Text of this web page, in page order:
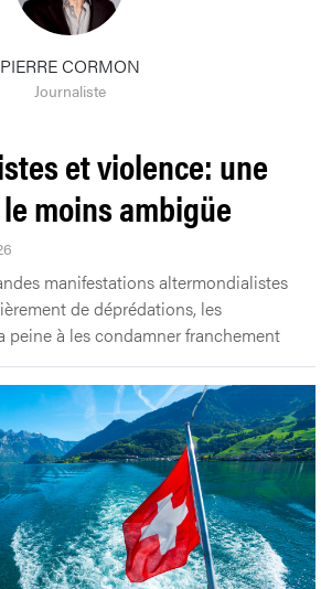
PIERRE CORMON
Journaliste
et violence: une
moins ambigüe
manifestations altermondialistes
de déprédations, les
peine à les condamner franchement